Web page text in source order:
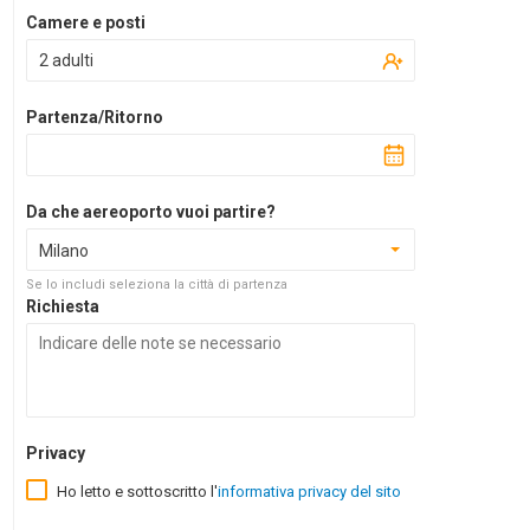
Camere e posti
2 adulti
Partenza/Ritorno
Da che aereoporto vuoi partire?
Milano
Se lo includi seleziona la città di partenza
Richiesta
Privacy
Ho letto e sottoscritto l'informativa privacy del sito